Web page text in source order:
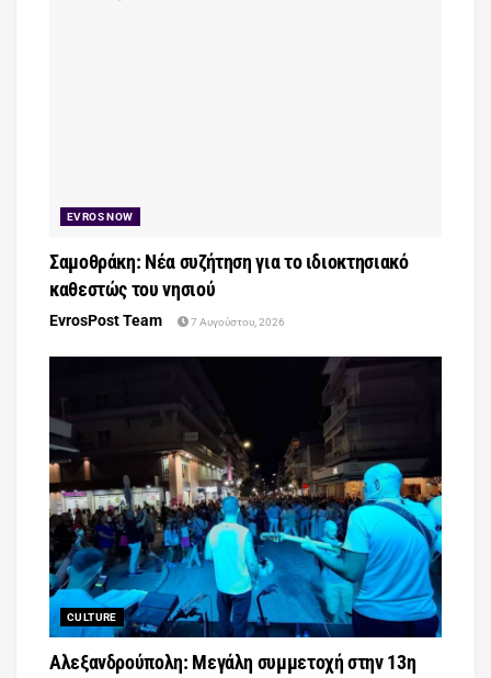
EVROS NOW
Σαμοθράκη: Νέα συζήτηση για το ιδιοκτησιακό
καθεστώς του νησιού
EvrosPost Team 7 Αυγούστου, 2026
CULTURE
Αλεξανδρούπολη: Μεγάλη συμμετοχή στην 13η